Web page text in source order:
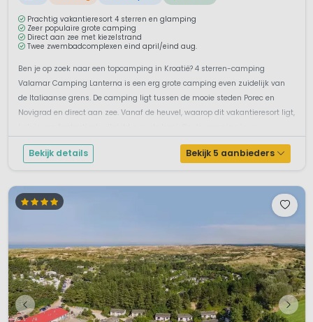
Prachtig vakantieresort 4 sterren en glamping
Zeer populaire grote camping
Direct aan zee met kiezelstrand
Twee zwembadcomplexen eind april/eind aug.
Ben je op zoek naar een topcamping in Kroatië? 4 sterren-camping
Valamar Camping Lanterna is een erg grote camping even zuidelijk van
de Italiaanse grens. De camping ligt tussen de mooie steden Porec en
Novigrad en direct aan zee. Vanaf de heuvel, waarop dit vakantieresort ligt,
Bekijk details Bekijk 5 aanbieders